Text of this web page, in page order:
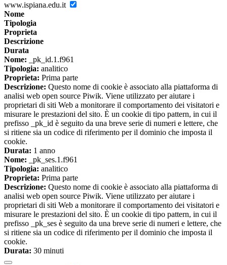
www.ispiana.edu.it
Nome
Tipologia
Proprieta
Descrizione
Durata
Nome: _pk_id.1.f961
Tipologia: analitico
Proprieta: Prima parte
Descrizione: Questo nome di cookie è associato alla piattaforma di
analisi web open source Piwik. Viene utilizzato per aiutare i
proprietari di siti Web a monitorare il comportamento dei visitatori e
misurare le prestazioni del sito. È un cookie di tipo pattern, in cui il
prefisso _pk_id è seguito da una breve serie di numeri e lettere, che
si ritiene sia un codice di riferimento per il dominio che imposta il
cookie.
Durata: 1 anno
Nome: _pk_ses.1.f961
Tipologia: analitico
Proprieta: Prima parte
Descrizione: Questo nome di cookie è associato alla piattaforma di
analisi web open source Piwik. Viene utilizzato per aiutare i
proprietari di siti Web a monitorare il comportamento dei visitatori e
misurare le prestazioni del sito. È un cookie di tipo pattern, in cui il
prefisso _pk_ses è seguito da una breve serie di numeri e lettere, che
si ritiene sia un codice di riferimento per il dominio che imposta il
cookie.
Durata: 30 minuti